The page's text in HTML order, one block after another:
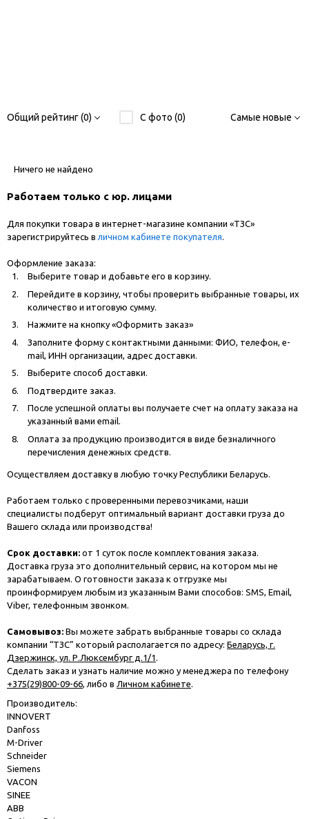
Общий рейтинг (0) С фото (0) Самые новые
Ничего не найдено
Работаем только с юр. лицами
Для покупки товара в интернет-магазине компании «ТЗС»
зарегистрируйтесь в личном кабинете покупателя.
Оформление заказа:
Выберите товар и добавьте его в корзину.
Перейдите в корзину, чтобы проверить выбранные товары, их
количество и итоговую сумму.
Нажмите на кнопку «Оформить заказ»
Заполните форму с контактными данными: ФИО, телефон, e-
mail, ИНН организации, адрес доставки.
Выберите способ доставки.
Подтвердите заказ.
После успешной оплаты вы получаете счет на оплату заказа на
указанный вами email.
Оплата за продукцию производится в виде безналичного
перечисления денежных средств.
Осуществляем доставку в любую точку Республики Беларусь.
Работаем только с проверенными перевозчиками, наши
специалисты подберут оптимальный вариант доставки груза до
Вашего склада или производства!
Срок доставки: от 1 суток после комплектования заказа.
Доставка груза это дополнительный сервис, на котором мы не
зарабатываем. О готовности заказа к отгрузке мы
проинформируем любым из указанным Вами способов: SMS, Email,
Viber, телефонным звонком.
Самовывоз: Вы можете забрать выбранные товары со склада
компании “ТЗС” который располагается по адресу: Беларусь, г.
Дзержинск, ул. Р.Люксембург д.1/1 .
Сделать заказ и узнать наличие можно у менеджера по телефону
+375(29)800-09-66, либо в Личном кабинете.
Производитель:
INNOVERT
Danfoss
M-Driver
Schneider
Siemens
VACON
SINEE
ABB